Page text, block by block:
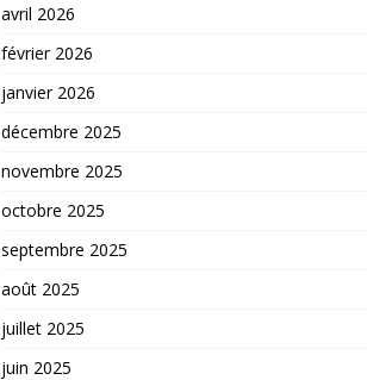
avril 2026
février 2026
janvier 2026
décembre 2025
novembre 2025
octobre 2025
septembre 2025
août 2025
juillet 2025
juin 2025